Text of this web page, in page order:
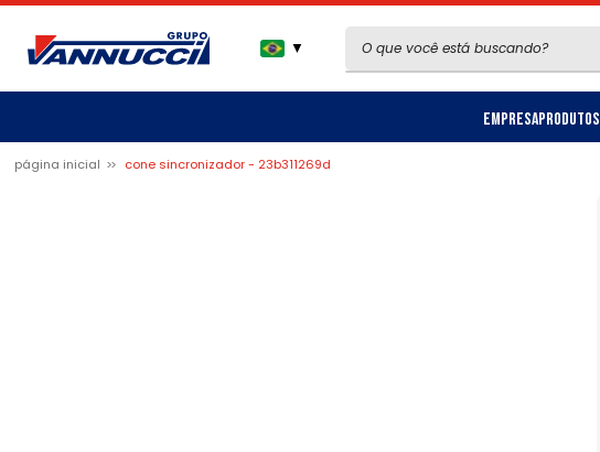
▼
EmpresaProdutos
página inicial cone sincronizador - 23b311269d